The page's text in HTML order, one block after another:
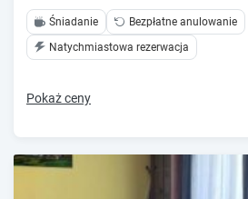
Śniadanie
Bezpłatne anulowanie
Natychmiastowa rezerwacja
Pokaż ceny